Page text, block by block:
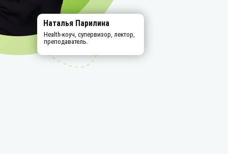
Наталья Парилина
Health-коуч, супервизор, лектор,
преподаватель.